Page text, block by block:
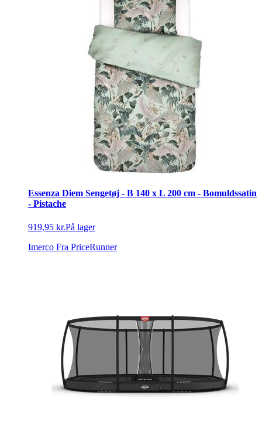
Essenza Diem Sengetøj - B 140 x L 200 cm - Bomuldssatin
- Pistache
919,95 kr.På lager
Imerco Fra PriceRunner